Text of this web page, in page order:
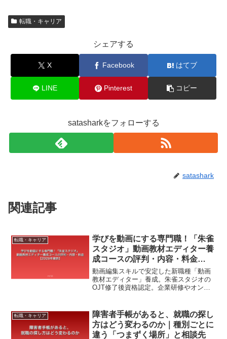
転職・キャリア
シェアする
X Facebook はてブ
LINE Pinterest コピー
satasharkをフォローする
satashark
関連記事
転職・キャリア
学びを動画にする専門職！「朱雀
スタジオ」動画教材エディター養
成コースの評判・内容・料金
【2026年最新】
動画編集スキルで安定した新職種「動画
教材エディター」養成。朱雀スタジオの
OJT修了後資格認定。企業研修やオンラ
る！
転職・キャリア
障害者手帳があると、就職の探し
方はどう変わるのか｜種別ごとに
違う「つまずく場所」と相談先